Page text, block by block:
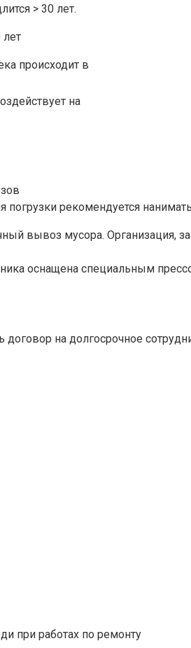
> 30 лет.
лет
происходит в
на
рекомендуется
вывоз мусора.
оснащена специальным
на долгосрочное
при работах по ремонту